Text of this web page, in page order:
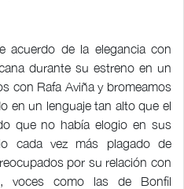
acuerdo de la elegancia con
durante su estreno en un
con Rafa Aviña y bromeamos
en un lenguaje tan alto que el
que no había elogio en sus
cada vez más plagado de
por su relación con
voces como las de Bonfil